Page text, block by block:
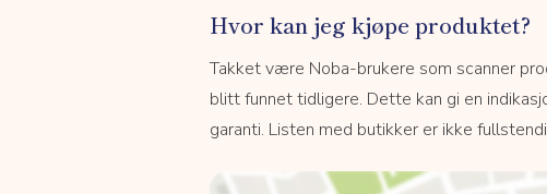
Hvor kan jeg kjøpe produktet?
Takket være Noba-brukere som scanner
blitt funnet tidligere. Dette kan gi en
garanti. Listen med butikker er ikke